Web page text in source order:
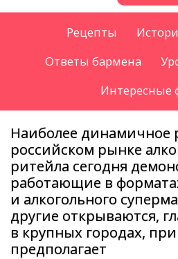
Рецепты
Ответы бармена
Интересные
Наиболее динамичное
российском рынке
ритейла сегодня
работающие в
и алкогольного
другие открываются,
в крупных городах,
предполагает